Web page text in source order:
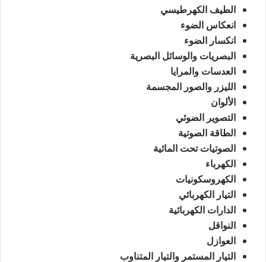
الطيف الكهرطيسي
انعكاس الضوء
انكسار الضوء
البصريات والوسائل البصرية
العدسات والمرايا
الليزر والصور المجسمة
الألوان
التصوير الضوئي
الطاقة الصوتية
الصوتيات تحت المائية
الكهرباء
الكهروسكونيات
التيار الكهربائي
الدارات الكهربائية
النواقل
العوازل
التيار المستمر والتيار المتناوب